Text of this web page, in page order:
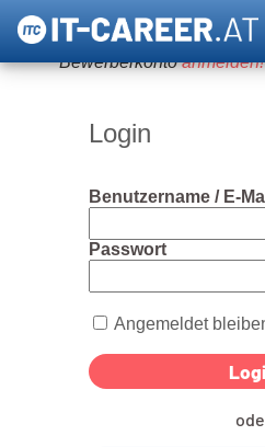
Um diese Funktion
Bewerberkontoanmelden!
Login
Benutzername / E-
Passwort
Angemeldet